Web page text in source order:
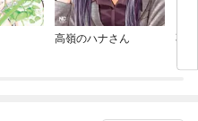
高嶺のハナさん 不